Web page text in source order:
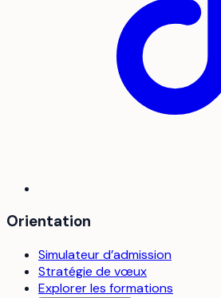
Orientation
Simulateur d’admission
Stratégie de vœux
Explorer les formations